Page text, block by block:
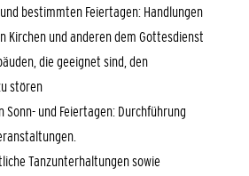
bestimmten Feiertagen: Handlungen
Kirchen und anderen dem Gottesdienst
die geeignet sind, den
stören
und Feiertagen: Durchführung
Tanzunterhaltungen sowie